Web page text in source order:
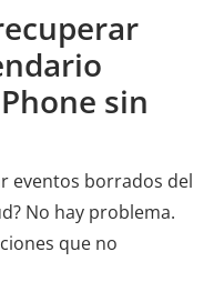
sin
eventos borrados del
No hay problema.
que no